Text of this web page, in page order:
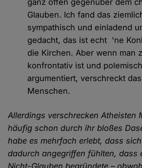
ganz offen gegenüber dem
Glauben. Ich fand das
sympathisch und einladend
gedacht, das ist echt 'ne
die Kirchen. Aber wenn man
konfrontativ ist und polemisch
argumentiert, verschreckt
Menschen.
Allerdings verschrecken Atheisten
häufig schon durch ihr bloßes
habe es mehrfach erlebt, dass
dadurch angegriffen fühlten, dass